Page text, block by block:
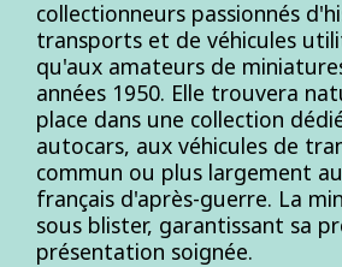
collectionneurs passionnés
transports et de véhicules
qu'aux amateurs de
années 1950. Elle trouvera
place dans une collection
autocars, aux véhicules de
commun ou plus largement
français d'après-guerre. La
sous blister, garantissant sa
présentation soignée.